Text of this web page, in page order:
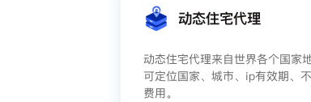
动态住宅代理
动态住宅代理来自世界各个国家
可定位国家、城市、ip有效期、
费用。